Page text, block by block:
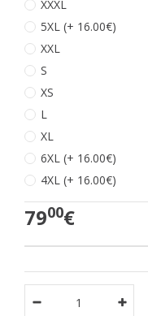
XXXL
5XL (+ 16.00€)
XXL
S
XS
L
XL
6XL (+ 16.00€)
4XL (+ 16.00€)
7900€